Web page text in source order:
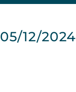
05/12/2024